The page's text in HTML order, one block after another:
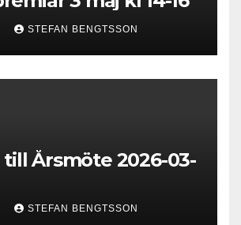
STEFAN BENGTSSON
till Årsmöte 2026-03-
STEFAN BENGTSSON